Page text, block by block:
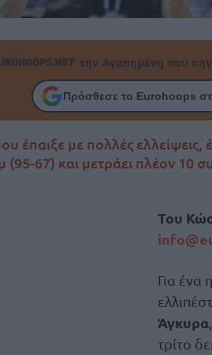
την Αγαπημένη σου
Πρόσθεσε το Eurohoops
έπαιξε με πολλές
(95-67) και μετράει πλέον 10
Του
info@
Για ένα
Άγκυρα
τρίτο